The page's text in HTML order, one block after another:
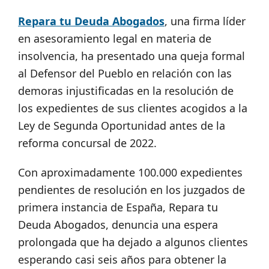
Repara tu Deuda Abogados, una firma líder
en asesoramiento legal en materia de
insolvencia, ha presentado una queja formal
al Defensor del Pueblo en relación con las
demoras injustificadas en la resolución de
los expedientes de sus clientes acogidos a la
Ley de Segunda Oportunidad antes de la
reforma concursal de 2022.
Con aproximadamente 100.000 expedientes
pendientes de resolución en los juzgados de
primera instancia de España, Repara tu
Deuda Abogados, denuncia una espera
prolongada que ha dejado a algunos clientes
esperando casi seis años para obtener la